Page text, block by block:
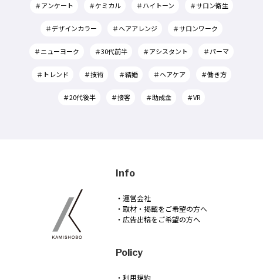
＃アンケート ＃ケミカル ＃ハイトーン ＃サロン衛生
＃デザインカラー ＃ヘアアレンジ ＃サロンワーク
＃ニューヨーク ＃30代前半 ＃アシスタント ＃パーマ
＃トレンド ＃技術 ＃結婚 ＃ヘアケア ＃働き方
＃20代後半 ＃接客 ＃助成金 ＃VR
Info
・運営会社
・取材・掲載をご希望の方へ
・広告出稿をご希望の方へ
Policy
・利用規約